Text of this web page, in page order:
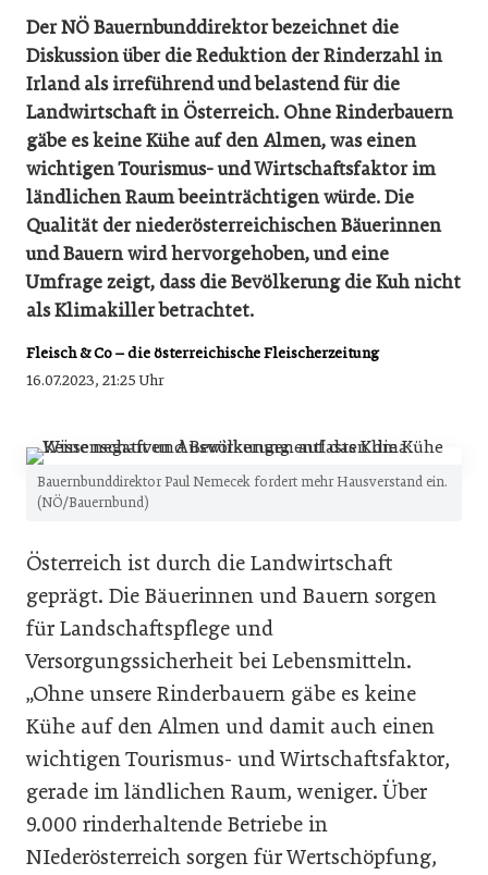
Der NÖ Bauernbunddirektor bezeichnet die
Diskussion über die Reduktion der Rinderzahl in
Irland als irreführend und belastend für die
Landwirtschaft in Österreich. Ohne Rinderbauern
gäbe es keine Kühe auf den Almen, was einen
wichtigen Tourismus- und Wirtschaftsfaktor im
ländlichen Raum beeinträchtigen würde. Die
Qualität der niederösterreichischen Bäuerinnen
und Bauern wird hervorgehoben, und eine
Umfrage zeigt, dass die Bevölkerung die Kuh nicht
als Klimakiller betrachtet.
Fleisch & Co – die österreichische Fleischerzeitung
16.07.2023, 21:25 Uhr
Bauernbunddirektor Paul Nemecek fordert mehr Hausverstand ein.
(NÖ/Bauernbund)
Österreich ist durch die Landwirtschaft
geprägt. Die Bäuerinnen und Bauern sorgen
für Landschaftspflege und
Versorgungssicherheit bei Lebensmitteln.
„Ohne unsere Rinderbauern gäbe es keine
Kühe auf den Almen und damit auch einen
wichtigen Tourismus- und Wirtschaftsfaktor,
gerade im ländlichen Raum, weniger. Über
9.000 rinderhaltende Betriebe in
NIederösterreich sorgen für Wertschöpfung,